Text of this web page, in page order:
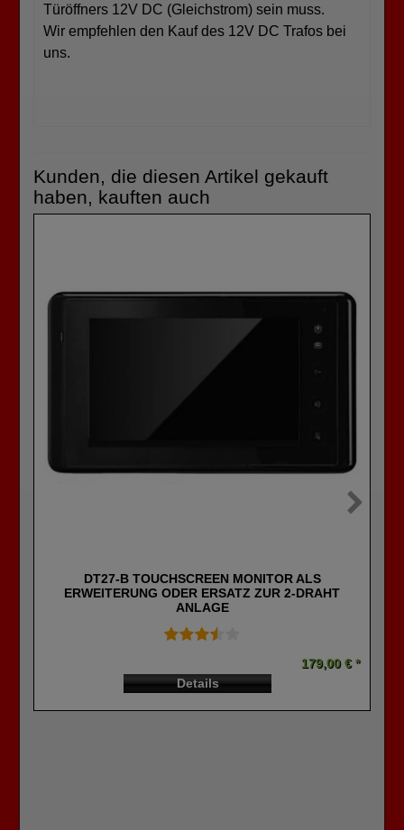
Türöffners 12V DC (Gleichstrom) sein muss.
Wir empfehlen den Kauf des 12V DC Trafos bei
uns.
Kunden, die diesen Artikel gekauft
haben, kauften auch
DT27-B TOUCHSCREEN MONITOR ALS
ERWEITERUNG ODER ERSATZ ZUR 2-DRAHT
ANLAGE
179,00 € *
Details